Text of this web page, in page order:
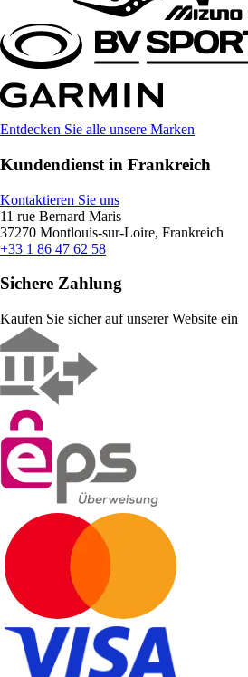
Entdecken Sie alle unsere Marken
Kundendienst in Frankreich
Kontaktieren Sie uns
11 rue Bernard Maris
37270 Montlouis-sur-Loire, Frankreich
+33 1 86 47 62 58
Sichere Zahlung
Kaufen Sie sicher auf unserer Website ein